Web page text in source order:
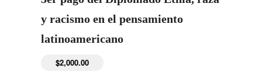
y racismo en el pensamiento
latinoamericano
$2,000.00